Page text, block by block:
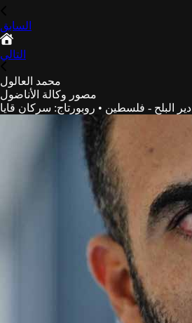
السابق
التالي
محمد العالول
مصور وكالة الأناضول
دير البلح - فلسطين • روبورتاج: سركان قايا